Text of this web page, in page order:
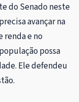
do Senado neste
avançar na
renda e no
possa
Ele defendeu